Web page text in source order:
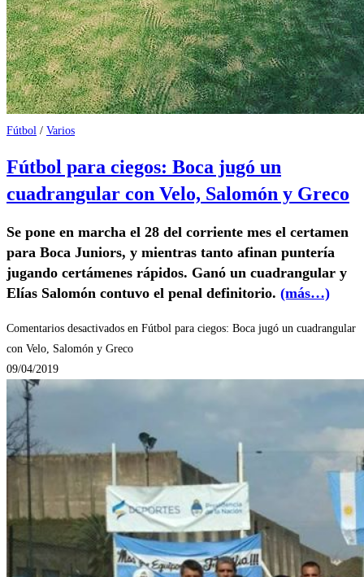
Fútbol / Varios
Fútbol para ciegos: Boca jugó un
cuadrangular con Velo, Salomón y Greco
Se pone en marcha el 28 del corriente mes el certamen
para Boca Juniors, y mientras tanto afinan puntería
jugando certámenes rápidos. Ganó un cuadrangular y
Elías Salomón contuvo el penal definitorio. (más…)
Comentarios desactivados en Fútbol para ciegos: Boca jugó un cuadrangular
con Velo, Salomón y Greco
09/04/2019